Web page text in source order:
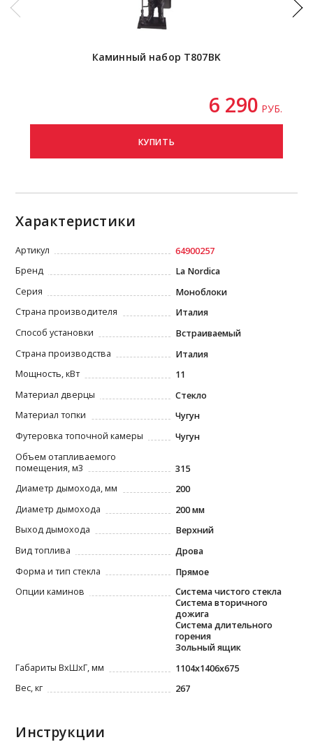
Каминный набор T807BK
6 290 РУБ.
КУПИТЬ
Характеристики
Артикул
64900257
Бренд
La Nordica
Серия
Моноблоки
Страна производителя
Италия
Способ установки
Встраиваемый
Страна производства
Италия
Мощность, кВт
11
Материал дверцы
Стекло
Материал топки
Чугун
Футеровка топочной камеры
Чугун
Объем отапливаемого
помещения, м3
315
Диаметр дымохода, мм
200
Диаметр дымохода
200 мм
Выход дымохода
Верхний
Вид топлива
Дрова
Форма и тип стекла
Прямое
Опции каминов
Система чистого стекла
Система вторичного
дожига
Система длительного
горения
Зольный ящик
Габариты ВxШxГ, мм
1104x1406x675
Вес, кг
267
Инструкции